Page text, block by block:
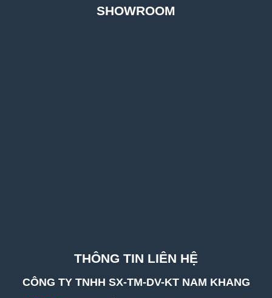
SHOWROOM
THÔNG TIN LIÊN HỆ
CÔNG TY TNHH SX-TM-DV-KT NAM KHANG